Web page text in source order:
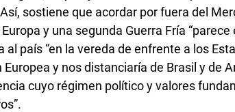
sostiene que acordar por fuera del
y una segunda Guerra Fría “parece
al país “en la vereda de enfrente a los
Europea y nos distanciaría de Brasil y de
cuyo régimen político y valores